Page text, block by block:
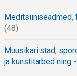
Meditsiiniseadmed,
48
Muusikariistad,
ja kunstitarbed ning